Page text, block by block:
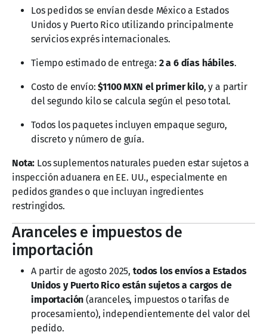
Los pedidos se envían desde México a Estados
Unidos y Puerto Rico utilizando principalmente
servicios exprés internacionales.
Tiempo estimado de entrega: 2 a 6 días hábiles.
Costo de envío:$1100 MXN el primer kilo, y a partir
del segundo kilo se calcula según el peso total.
Todos los paquetes incluyen empaque seguro,
discreto y número de guía.
Nota: Los suplementos naturales pueden estar sujetos a
inspección aduanera en EE. UU., especialmente en
pedidos grandes o que incluyan ingredientes
restringidos.
Aranceles e impuestos de
importación
A partir de agosto 2025, todos los envíos a Estados
Unidos y Puerto Rico están sujetos a cargos de
importación (aranceles, impuestos o tarifas de
procesamiento), independientemente del valor del
pedido.